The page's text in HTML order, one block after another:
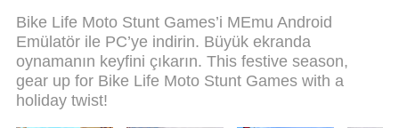
oynamak için en iyi seçim. Uzmanlığımızla
hazırlanan zarif ön ayar tuş eşleme sistemi Bike
Life Moto Stunt Games oyununu gerçek bir PC
oyununa dönüştürüyor.MEmu çoklu örnek
yöneticisi, aynı cihazda 2 veya daha fazla hesap
Bike Life Moto Stunt Games’i MEmu Android
Emülatör ile PC’ye indirin. Büyük ekranda
oynamanın keyfini çıkarın. This festive season,
gear up for Bike Life Moto Stunt Games with a
holiday twist!